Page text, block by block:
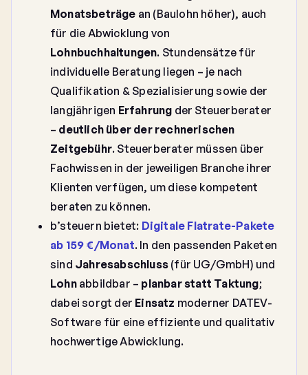
Monatsbeträge an (Baulohn höher), auch
für die Abwicklung von
Lohnbuchhaltungen. Stundensätze für
individuelle Beratung liegen – je nach
Qualifikation & Spezialisierung sowie der
langjährigen Erfahrung der Steuerberater
– deutlich über der rechnerischen
Zeitgebühr. Steuerberater müssen über
Fachwissen in der jeweiligen Branche ihrer
Klienten verfügen, um diese kompetent
beraten zu können.
b’steuern bietet: Digitale Flatrate-Pakete
ab 159 €/Monat. In den passenden Paketen
sind Jahresabschluss (für UG/GmbH) und
Lohnabbildbar – planbar statt Taktung;
dabei sorgt der Einsatz moderner DATEV-
Software für eine effiziente und qualitativ
hochwertige Abwicklung.